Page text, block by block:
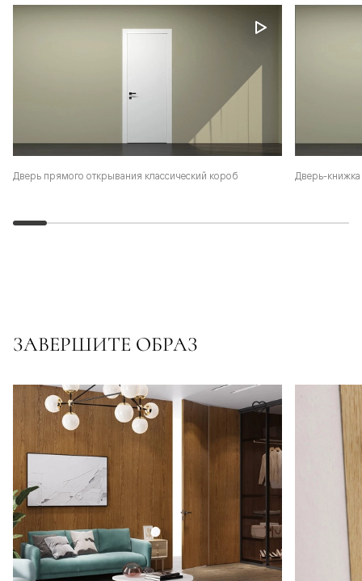
Дверь прямого открывания классический короб Дверь-
ЗАВЕРШИТЕ ОБРАЗ